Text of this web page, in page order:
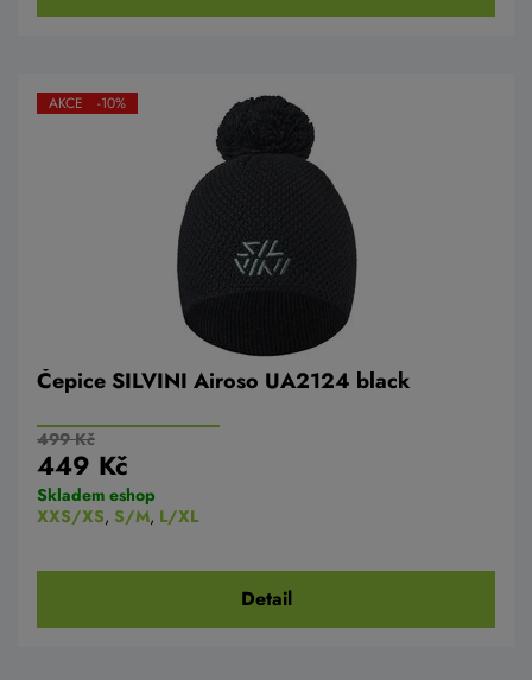
Čepice SILVINI Airoso UA2124 black
AKCE -10%
499 Kč
449 Kč
Skladem eshop
XXS/XS, S/M, L/XL
Detail